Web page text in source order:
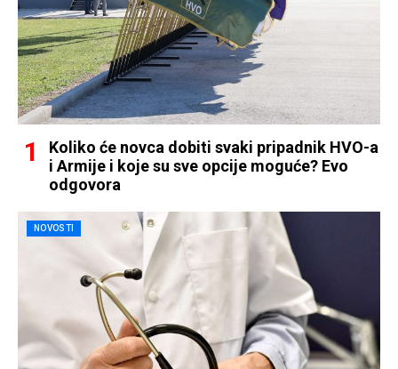
Koliko će novca dobiti svaki pripadnik HVO-a
i Armije i koje su sve opcije moguće? Evo
odgovora
NOVOSTI